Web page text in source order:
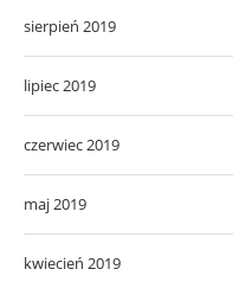
sierpień 2019
lipiec 2019
czerwiec 2019
maj 2019
kwiecień 2019